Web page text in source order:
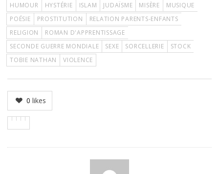
HUMOUR
HYSTÉRIE ISLAM JUDAÏSME MISÈRE
MUSIQUE
POÉSIE
PROSTITUTION
RELATION PARENTS-ENFANTS
RELIGION
ROMAN D'APPRENTISSAGE
SECONDE GUERRE MONDIALE
SEXE SORCELLERIE
STOCK
TOBIE NATHAN
VIOLENCE
0 likes